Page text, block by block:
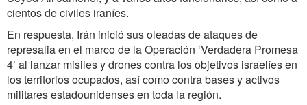
cientos de civiles iraníes.
En respuesta, Irán inició sus oleadas de ataques de
represalia en el marco de la Operación ‘Verdadera Promesa
4’ al lanzar misiles y drones contra los objetivos israelíes en
los territorios ocupados, así como contra bases y activos
militares estadounidenses en toda la región.